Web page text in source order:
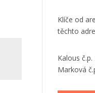
Klíče od
těchto
Kalous č.p.
Marková